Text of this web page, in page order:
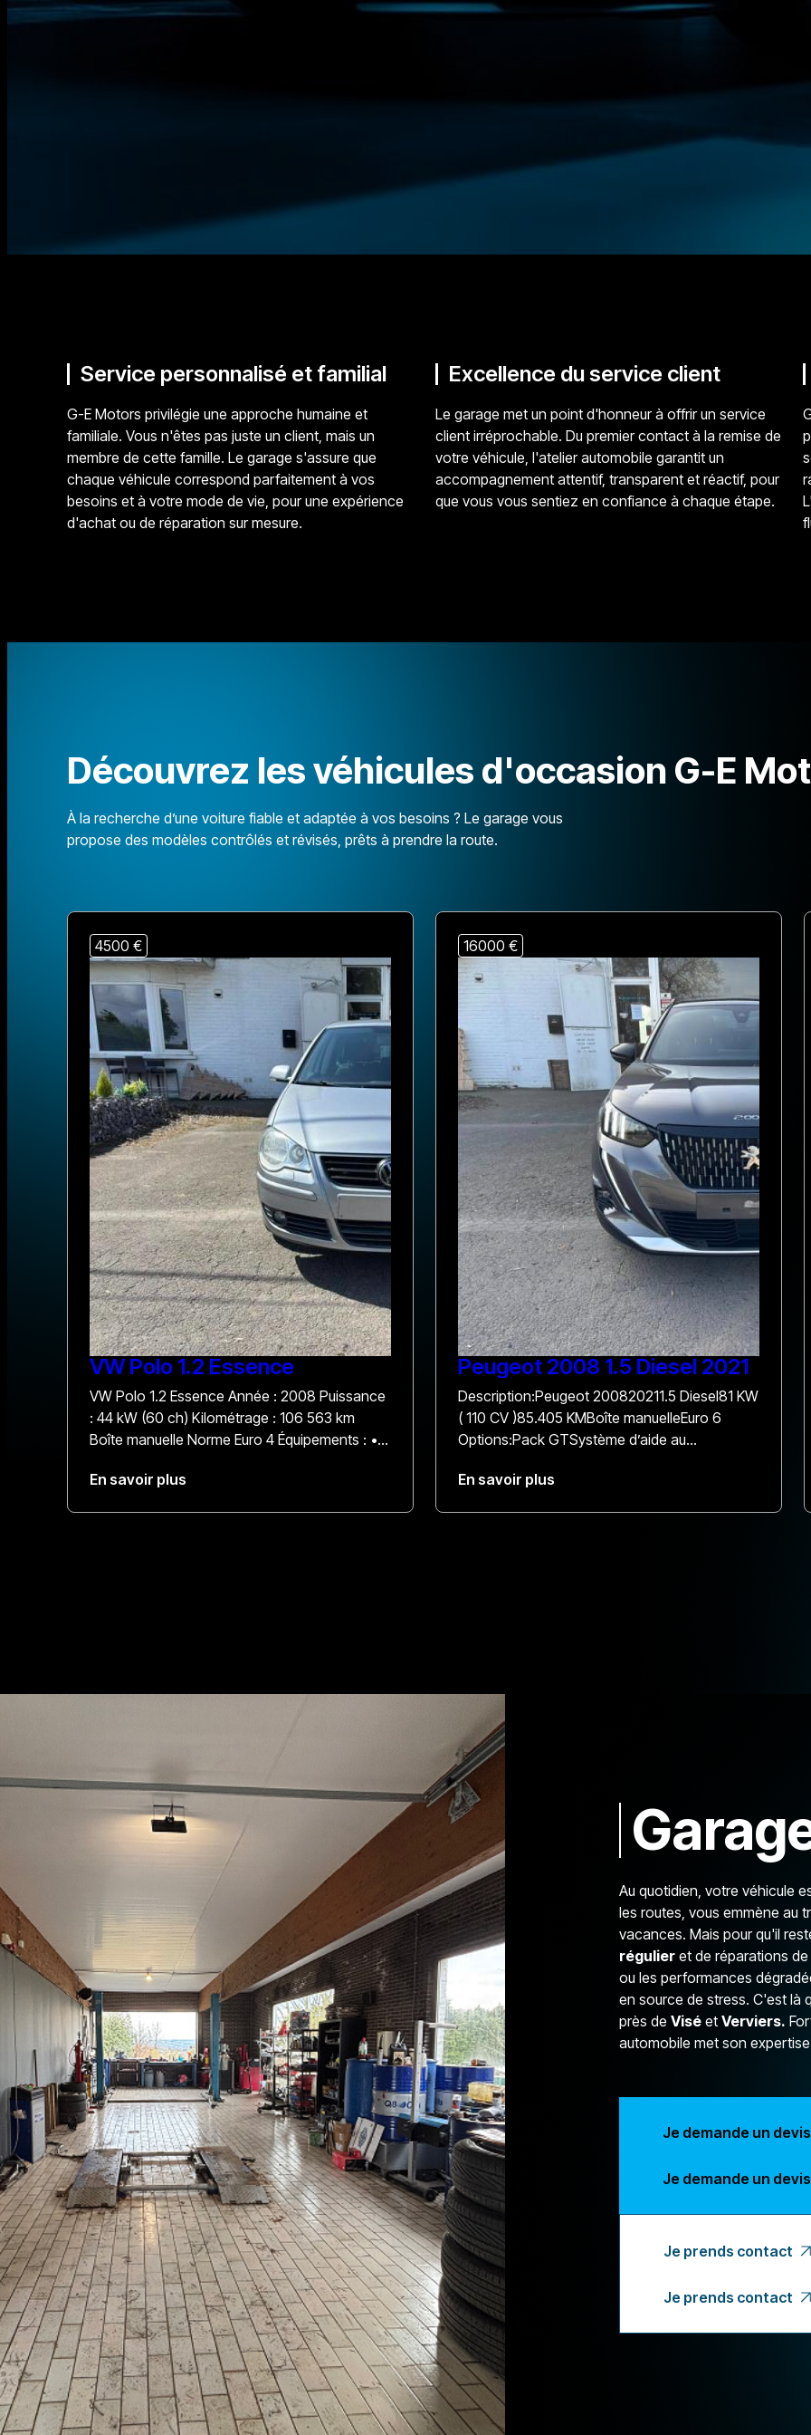
Service personnalisé et familial
G-E Motors privilégie une approche humaine et
familiale. Vous n'êtes pas juste un client, mais un
membre de cette famille. Le garage s'assure que
chaque véhicule correspond parfaitement à vos
besoins et à votre mode de vie, pour une expérience
d'achat ou de réparation sur mesure.
Excellence du service client
Le garage met un point d'honneur à offrir un service
client irréprochable. Du premier contact à la remise de
votre véhicule, l'atelier automobile garantit un
accompagnement attentif, transparent et réactif, pour
que vous vous sentiez en confiance à chaque étape.
Découvrez les véhicules d'occasion G-E
À la recherche d’une voiture fiable et adaptée à vos besoins ? Le garage vous
propose des modèles contrôlés et révisés, prêts à prendre la route.
4500 €
VW Polo 1.2 Essence
VW Polo 1.2 Essence Année : 2008 Puissance
: 44 kW (60 ch) Kilométrage : 106 563 km
Boîte manuelle Norme Euro 4 Équipements : •
Capteurs d’aide au stationnement • Radio
En savoir plus
16000 €
Peugeot 2008 1.5 Diesel 2021
Description:Peugeot 200820211.5 Diesel81 KW
( 110 CV )85.405 KMBoîte manuelleEuro 6
Options:Pack GTSystème d’aide au
d’angle mortLine assisteCaméra de reculApple
En savoir plus
Au quotidien, votre véhicule
les routes, vous emmène au
vacances. Mais pour qu'il
régulieret de réparations de
ou les performances
en source de stress. C'est là
près de Viséet Verviers.
automobile met son
Je demande un
Je demande un
Je prends contact
Je prends contact